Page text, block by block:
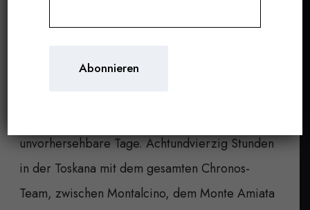
werden am Ende zu etwas viel Größerem.
unvorhersehbare Tage. Achtundvierzig Stunden
in der Toskana mit dem gesamten Chronos-
Team, zwischen Montalcino, dem Monte Amiata